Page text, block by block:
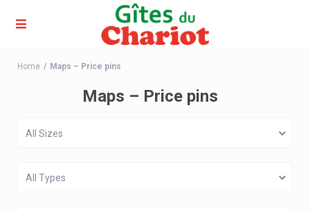
Home Maps – Price pins
Maps – Price pins
All Sizes
All Types